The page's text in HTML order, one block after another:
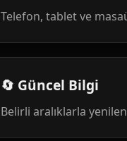
Telefon, tablet ve
🔄 Güncel Bilgi
Belirli aralıklarla